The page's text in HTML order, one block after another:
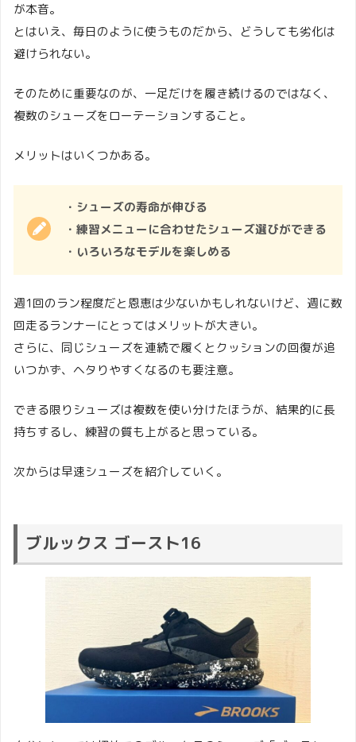
が本音。
とはいえ、毎日のように使うものだから、どうしても劣化は
避けられない。
そのために重要なのが、一足だけを履き続けるのではなく、
複数のシューズをローテーションすること。
メリットはいくつかある。
・シューズの寿命が伸びる
・練習メニューに合わせたシューズ選びができる
・いろいろなモデルを楽しめる
週1回のラン程度だと恩恵は少ないかもしれないけど、週に数
回走るランナーにとってはメリットが大きい。
さらに、同じシューズを連続で履くとクッションの回復が追
いつかず、ヘタりやすくなるのも要注意。
できる限りシューズは複数を使い分けたほうが、結果的に長
持ちするし、練習の質も上がると思っている。
次からは早速シューズを紹介していく。
ブルックス ゴースト16